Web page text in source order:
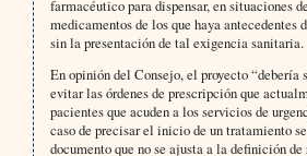
farmacéutico para dispensar, en situaciones
medicamentos de los que haya antecedentes
sin la presentación de tal exigencia sanitaria.
En opinión del Consejo, el proyecto “debería
evitar las órdenes de prescripción que
pacientes que acuden a los servicios de
caso de precisar el inicio de un tratamiento
documento que no se ajusta a la definición